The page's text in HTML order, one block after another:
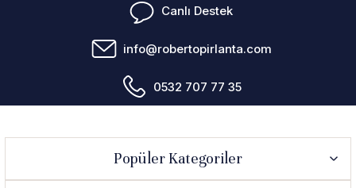
Canlı Destek
info@robertopirlanta.com
0532 707 77 35
Popüler Kategoriler